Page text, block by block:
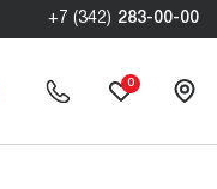
+7 (342) 283-00-00
0